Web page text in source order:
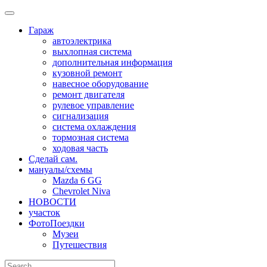
Skip
contentГараж
автоэлектрика
выхлопная система
дополнительная информация
кузовной ремонт
навесное оборудование
ремонт двигателя
рулевое управление
сигнализация
система охлаждения
тормозная система
ходовая часть
Сделай сам.
мануалы/схемы
Mazda 6 GG
Chevrolet Niva
НОВОСТИ
участок
ФотоПоездки
Музеи
Путешествия
Search